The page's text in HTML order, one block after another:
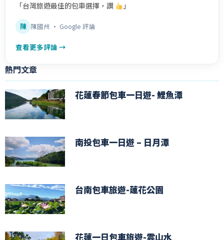
「台灣旅遊最佳的包車選擇，讚 」
陳 陳國州 · Google 評論
查看更多評論 →
熱門文章
花蓮春節包車一日遊- 鯉魚潭
南投包車一日遊 – 日月潭
台南包車旅遊-蓮花公園
花蓮一日包車旅遊-雲山水